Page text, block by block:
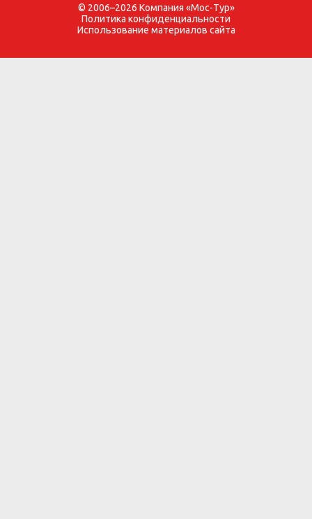
© 2006–2026 Компания «Мос-Тур»
Политика конфиденциальности
Использование материалов сайта